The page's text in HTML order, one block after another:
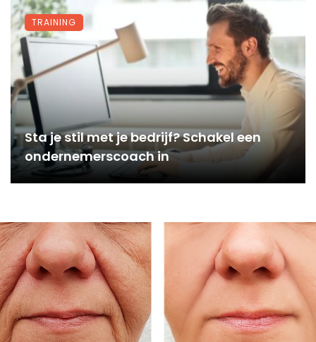
Sta je stil met je bedrijf? Schakel een
ondernemerscoach in
TRAINING